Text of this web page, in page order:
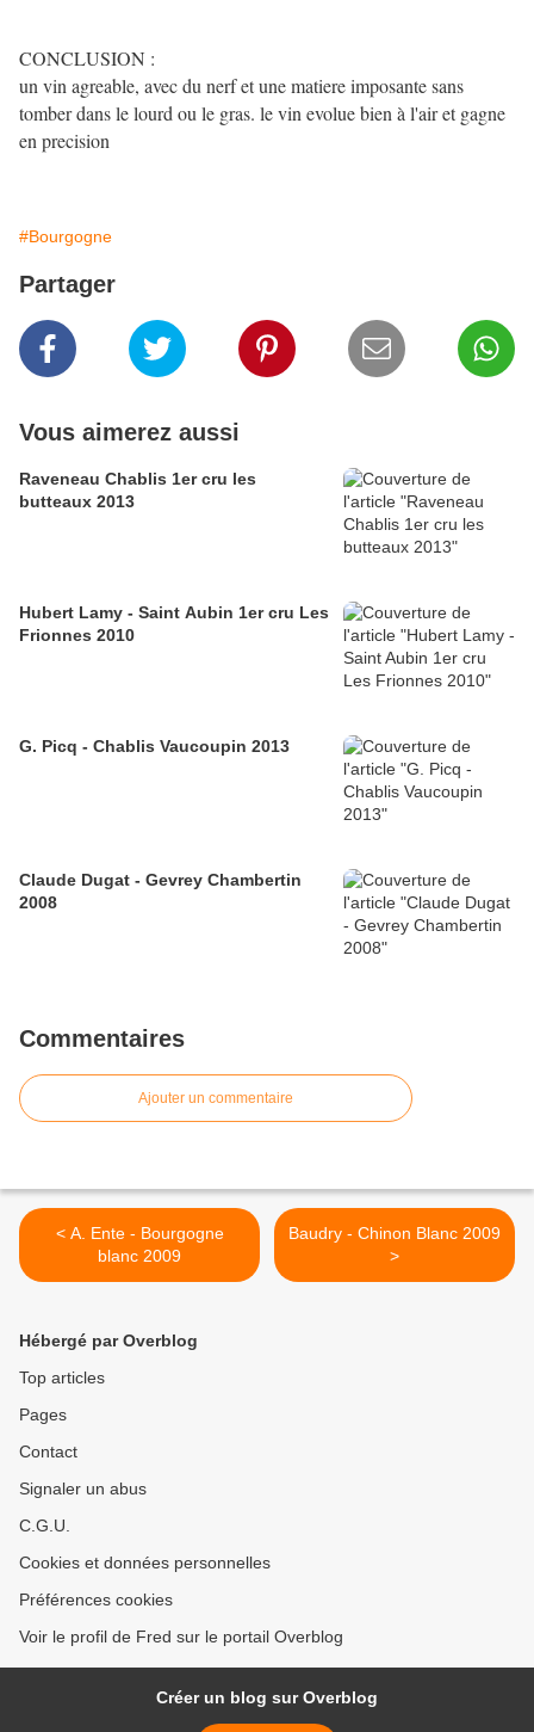
CONCLUSION :
un vin agreable, avec du nerf et une matiere imposante sans
tomber dans le lourd ou le gras. le vin evolue bien à l'air et gagne
en precision
#Bourgogne
Partager
Vous aimerez aussi
Raveneau Chablis 1er cru les
butteaux 2013
Hubert Lamy - Saint Aubin 1er cru Les
Frionnes 2010
G. Picq - Chablis Vaucoupin 2013
Claude Dugat - Gevrey Chambertin
2008
Commentaires
Ajouter un commentaire
< A. Ente - Bourgogne
blanc 2009
Baudry - Chinon Blanc 2009
>
Hébergé par Overblog
Top articles
Pages
Contact
Signaler un abus
C.G.U.
Cookies et données personnelles
Préférences cookies
Voir le profil de Fred sur le portail Overblog
Créer un blog sur Overblog